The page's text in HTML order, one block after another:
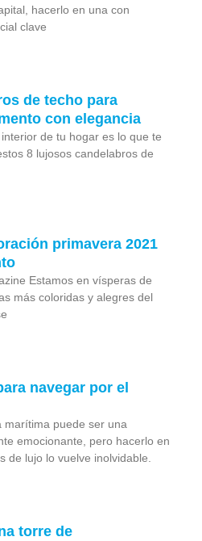
hacerlo en una con
clave
de techo para
con elegancia
de tu hogar es lo que te
8 lujosos candelabros de
primavera 2021
Estamos en vísperas de
más coloridas y alegres del
navegar por el
marítima puede ser una
emocionante, pero hacerlo en
de lujo lo vuelve inolvidable.
torre de